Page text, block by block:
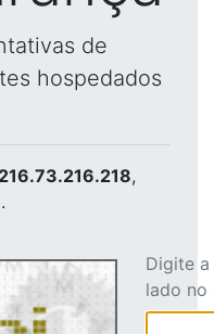
de
hospedados
216.73.216.218,
Digite
lado no